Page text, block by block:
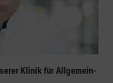
Klinik für Allgemein-